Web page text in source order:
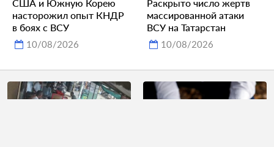
США и Южную Корею
насторожил опыт КНДР
в боях с ВСУ
10/08/2026
Раскрыто число жертв
массированной атаки
ВСУ на Татарстан
10/08/2026